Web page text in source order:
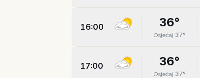
16:00 36°
Osjećaj 37°
17:00 36°
Osjećaj 37°